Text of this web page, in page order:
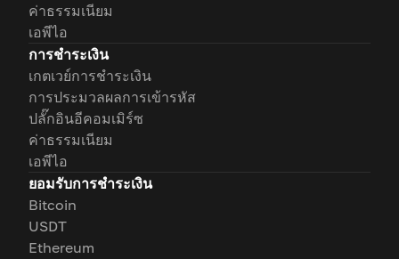
ค่าธรรมเนียม
เอพีไอ
การชำระเงิน
เกตเวย์การชำระเงิน
การประมวลผลการเข้ารหัส
ปลั๊กอินอีคอมเมิร์ซ
ค่าธรรมเนียม
เอพีไอ
ยอมรับการชำระเงิน
Bitcoin
USDT
Ethereum